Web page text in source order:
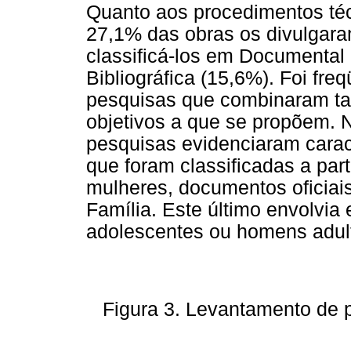
Quanto aos procedimentos
27,1% das obras os
classificá-los em
Bibliográfica (15,6%). Foi
pesquisas que combinaram
objetivos a que se propõem.
pesquisas evidenciaram
que foram classificadas a
mulheres, documentos
Família. Este último envolvia
adolescentes ou homens
Figura 3. Levantamento de